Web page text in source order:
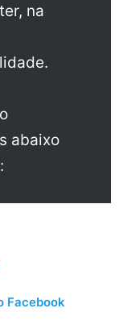
na
abaixo
Facebook